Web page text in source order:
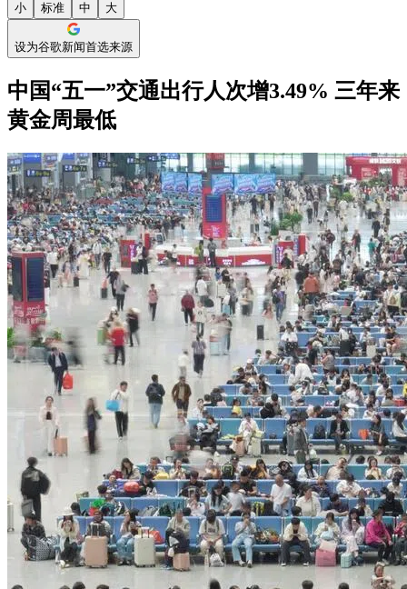
小 标准 中 大
设为谷歌新闻首选来源
中国“五一”交通出行人次增3.49% 三年来
黄金周最低